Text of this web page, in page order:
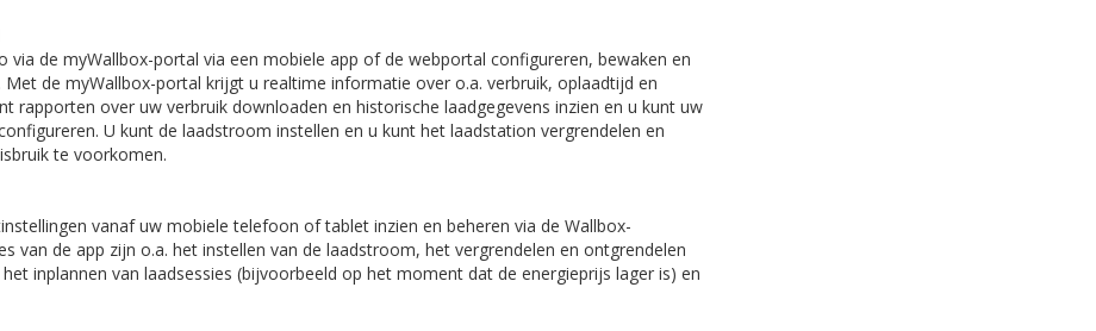
via de myWallbox-portal via een mobiele app of de webportal configureren, bewaken en
de myWallbox-portal krijgt u realtime informatie over o.a. verbruik, oplaadtijd en
rapporten over uw verbruik downloaden en historische laadgegevens inzien en u kunt uw
U kunt de laadstroom instellen en u kunt het laadstation vergrendelen en
te voorkomen.
vanaf uw mobiele telefoon of tablet inzien en beheren via de Wallbox-
van de app zijn o.a. het instellen van de laadstroom, het vergrendelen en ontgrendelen
inplannen van laadsessies (bijvoorbeeld op het moment dat de energieprijs lager is) en